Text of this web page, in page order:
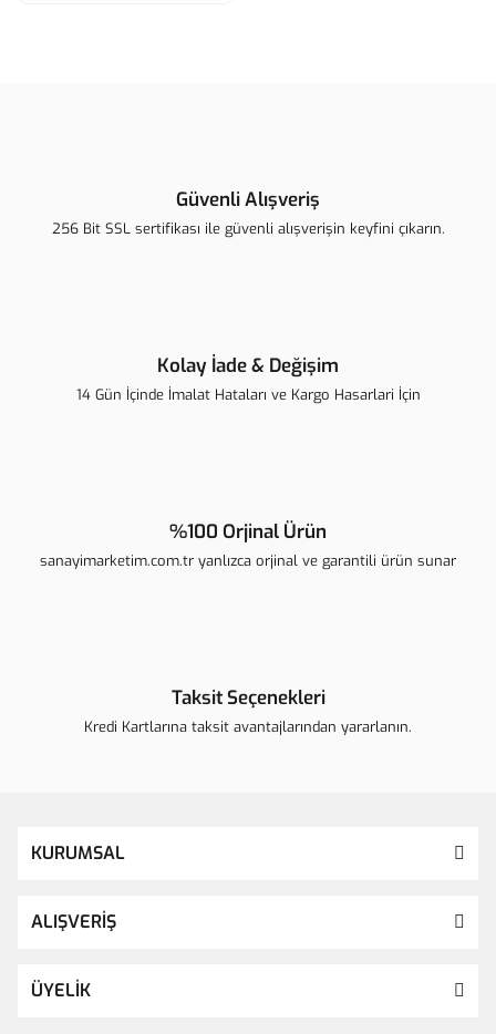
Güvenli Alışveriş
256 Bit SSL sertifikası ile güvenli alışverişin keyfini çıkarın.
Kolay İade & Değişim
14 Gün İçinde İmalat Hataları ve Kargo Hasarlari İçin
%100 Orjinal Ürün
sanayimarketim.com.tr yanlızca orjinal ve garantili ürün sunar
Taksit Seçenekleri
Kredi Kartlarına taksit avantajlarından yararlanın.
KURUMSAL
ALIŞVERİŞ
ÜYELİK